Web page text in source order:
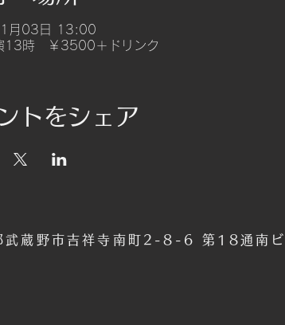
月03日 13:00
時 ￥3500＋ドリンク
トをシェア
蔵野市吉祥寺南町2-8-6 第18通南ビ